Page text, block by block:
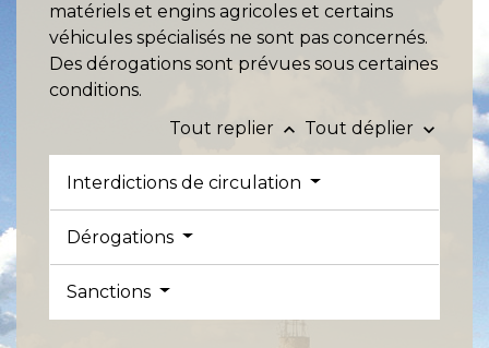
matériels et engins agricoles et certains
véhicules spécialisés ne sont pas concernés.
Des dérogations sont prévues sous certaines
conditions.
Tout replier keyboard_arrow_up Tout déplier keyboard_arrow_down
Interdictions de circulation
Dérogations
Sanctions